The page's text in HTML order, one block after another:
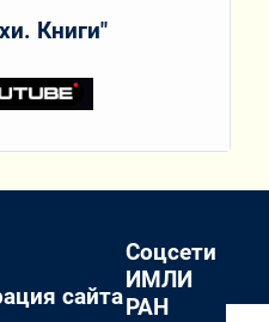
Книги"
сайта
Соцсети
ИМЛИ
РАН